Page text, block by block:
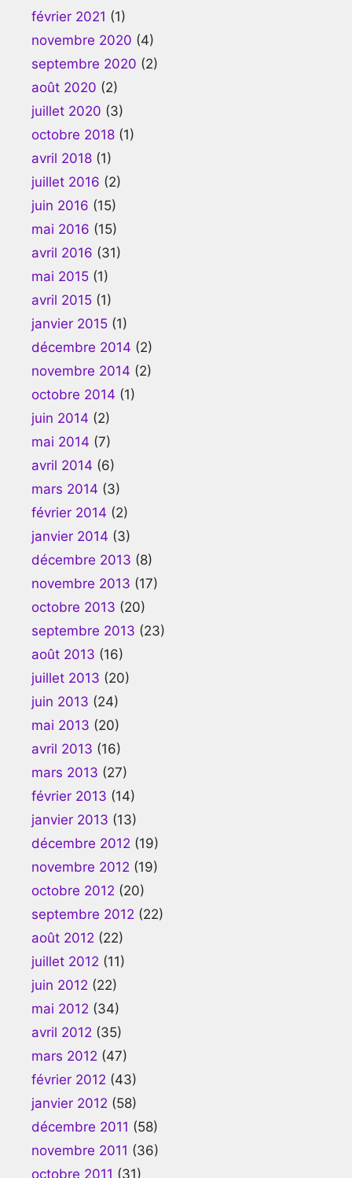
février 2021 (1)
novembre 2020 (4)
septembre 2020 (2)
août 2020 (2)
juillet 2020 (3)
octobre 2018 (1)
avril 2018 (1)
juillet 2016 (2)
juin 2016 (15)
mai 2016 (15)
avril 2016 (31)
mai 2015 (1)
avril 2015 (1)
janvier 2015 (1)
décembre 2014 (2)
novembre 2014 (2)
octobre 2014 (1)
juin 2014 (2)
mai 2014 (7)
avril 2014 (6)
mars 2014 (3)
février 2014 (2)
janvier 2014 (3)
décembre 2013 (8)
novembre 2013 (17)
octobre 2013 (20)
septembre 2013 (23)
août 2013 (16)
juillet 2013 (20)
juin 2013 (24)
mai 2013 (20)
avril 2013 (16)
mars 2013 (27)
février 2013 (14)
janvier 2013 (13)
décembre 2012 (19)
novembre 2012 (19)
octobre 2012 (20)
septembre 2012 (22)
août 2012 (22)
juillet 2012 (11)
juin 2012 (22)
mai 2012 (34)
avril 2012 (35)
mars 2012 (47)
février 2012 (43)
janvier 2012 (58)
décembre 2011 (58)
novembre 2011 (36)
octobre 2011 (31)